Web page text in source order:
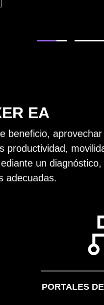
EA
beneficio,
productividad,
un
adecuadas.
PORTALES